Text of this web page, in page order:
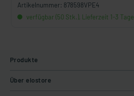
Artikelnummer: 878598VPE4
verfügbar (50 Stk.), Lieferzeit 1-3 Tage
Produkte
Über elostore